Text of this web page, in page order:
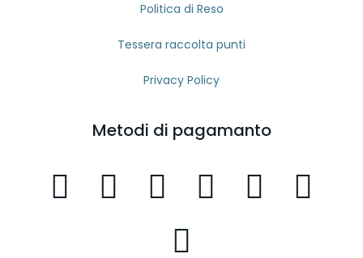
Politica di Reso
Tessera raccolta punti
Privacy Policy
Metodi di pagamanto